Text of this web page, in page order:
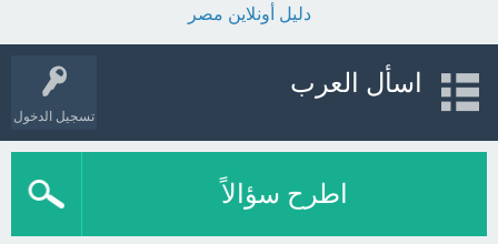
دليل أونلاين مصر
تسجيل الدخول
اسأل العرب
اطرح سؤالاً